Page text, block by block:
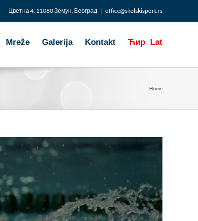
Цветна 4, 11080 Земун, Београд | office@skolskisport.rs
Mreže Galerija Kontakt Ћир Lat
Home